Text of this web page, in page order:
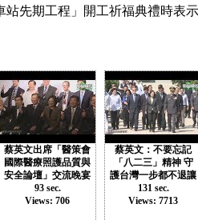
先期工程」開工祈福典禮時表
蔡英文出席「醫策會
國際醫療照護品質與
安全論壇」交流晚宴
93 sec.
Views: 706
蔡英文：不要忘記
「八二三」精神 守
護台灣一步都不退讓
131 sec.
Views: 7713